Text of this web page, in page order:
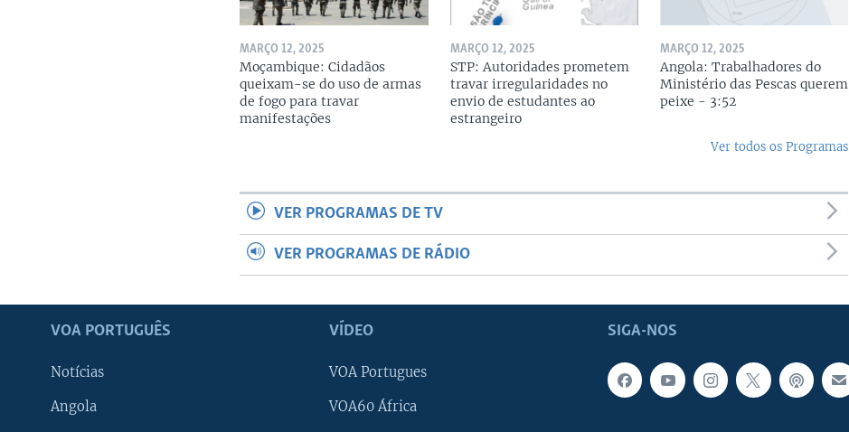
MARÇO 12, 2025
Moçambique: Cidadãos
queixam-se do uso de armas
de fogo para travar
manifestações
MARÇO 12, 2025
STP: Autoridades prometem
travar irregularidades no
envio de estudantes ao
estrangeiro
MARÇO 12, 2025
Angola: Trabalhadores do
Ministério das Pescas querem
peixe - 3:52
Ver todos os Programas
VER PROGRAMAS DE TV
VER PROGRAMAS DE RÁDIO
SIGA-NOS
VOA PORTUGUÊS
Notícias
Angola
VÍDEO
VOA Portugues
VOA60 África